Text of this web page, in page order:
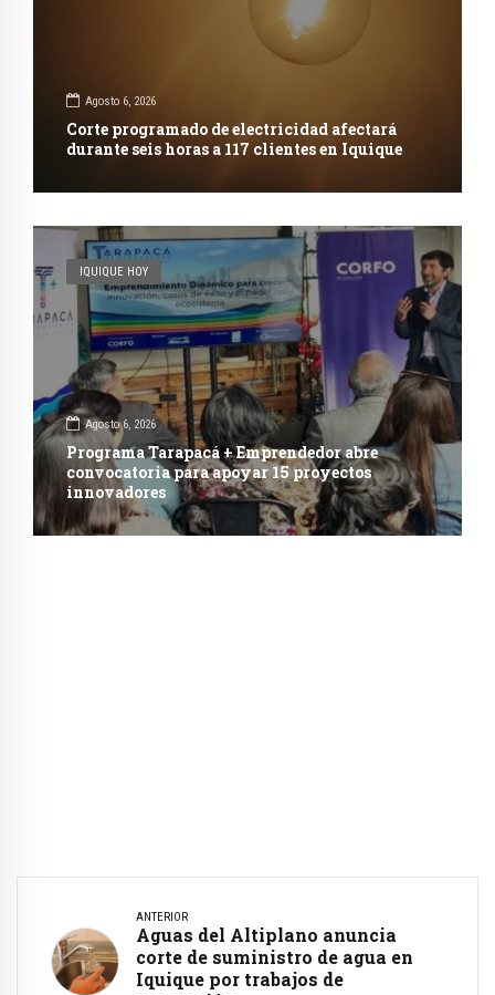
Agosto 6, 2026
Corte programado de electricidad afectará
durante seis horas a 117 clientes en Iquique
IQUIQUE HOY
Agosto 6, 2026
Programa Tarapacá + Emprendedor abre
convocatoria para apoyar 15 proyectos
innovadores
ANTERIOR
Aguas del Altiplano anuncia
corte de suministro de agua en
Iquique por trabajos de